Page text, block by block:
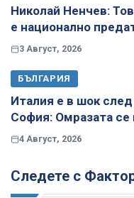
Николай Ненчев:
е национално
3 Август, 2026
БЪЛГАРИЯ
Италия е в шок
София: Омразата се
4 Август, 2026
Следете с